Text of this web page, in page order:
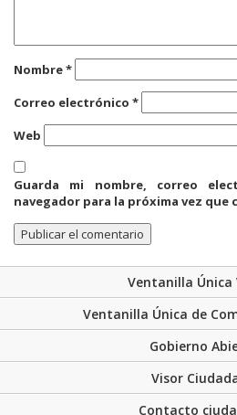
Nombre*
Correo electrónico *
Web
Guarda mi nombre, correo
navegador para la próxima vez que
Ventanilla
Ventanilla Única de
Gobierno
Visor
Contacto